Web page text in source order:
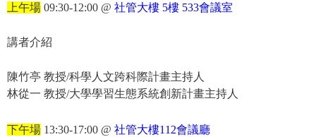
上午場 09:30-12:00 @ 社管大樓 5樓 533會議室
講者介紹
陳竹亭 教授/科學人文跨科際計畫主持人
林從一 教授/大學學習生態系統創新計畫主持人
下午場 13:30-17:00 @ 社管大樓112會議廳